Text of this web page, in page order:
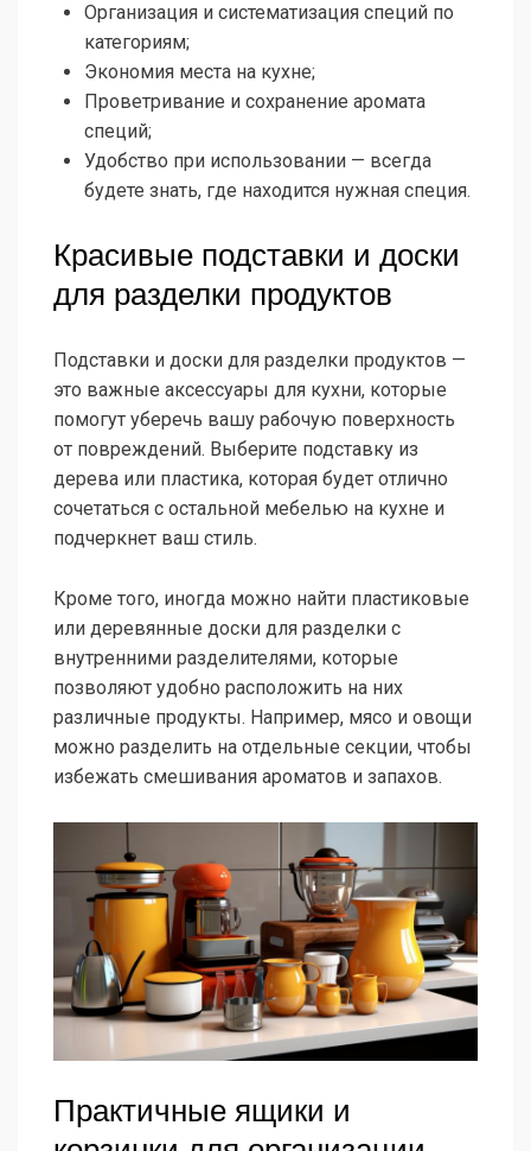
Организация и систематизация специй по
категориям;
Экономия места на кухне;
Проветривание и сохранение аромата
специй;
Удобство при использовании — всегда
будете знать, где находится нужная специя.
Красивые подставки и доски
для разделки продуктов
Подставки и доски для разделки продуктов —
это важные аксессуары для кухни, которые
помогут уберечь вашу рабочую поверхность
от повреждений. Выберите подставку из
дерева или пластика, которая будет отлично
сочетаться с остальной мебелью на кухне и
подчеркнет ваш стиль.
Кроме того, иногда можно найти пластиковые
или деревянные доски для разделки с
внутренними разделителями, которые
позволяют удобно расположить на них
различные продукты. Например, мясо и овощи
можно разделить на отдельные секции, чтобы
избежать смешивания ароматов и запахов.
Практичные ящики и